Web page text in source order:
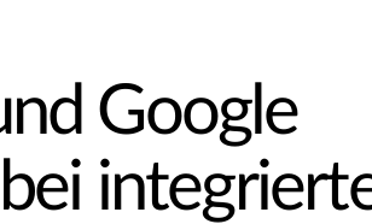
Google